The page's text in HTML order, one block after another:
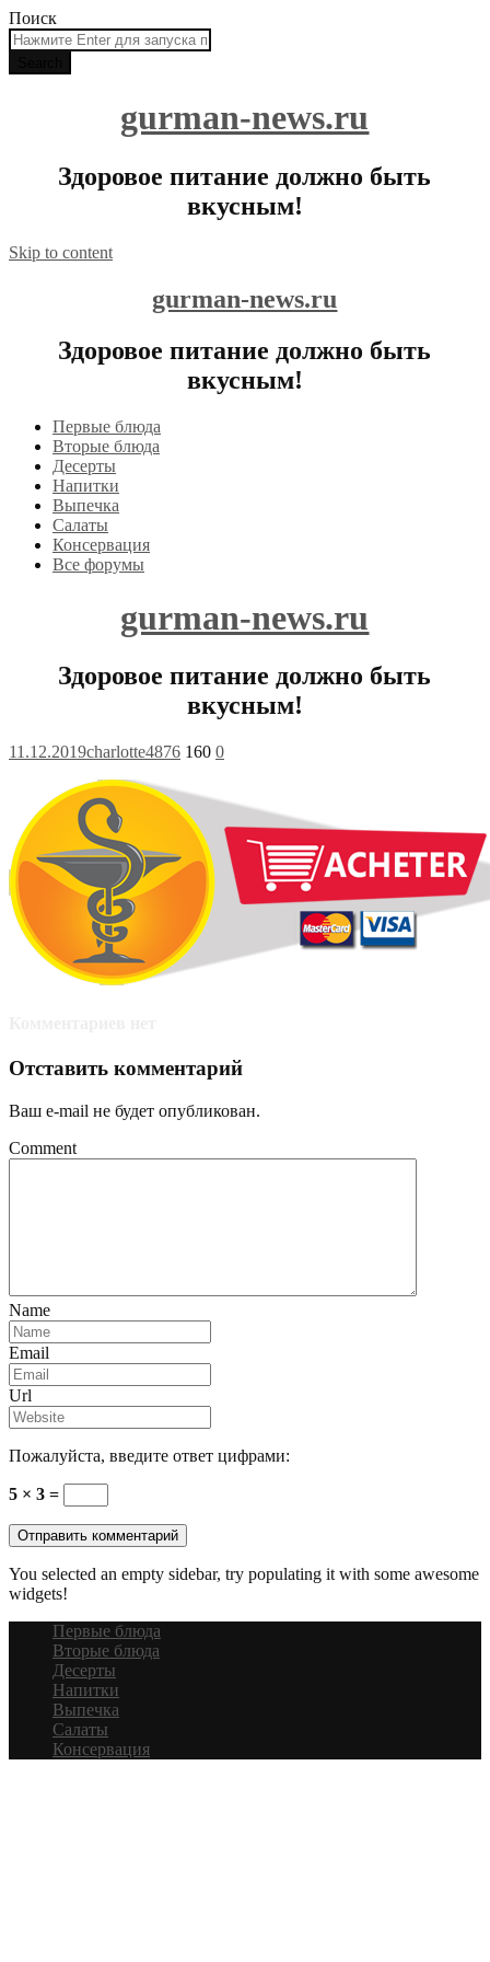
Поиск
gurman-news.ru
Здоровое питание должно быть
вкусным!
Skip to content
gurman-news.ru
Здоровое питание должно быть
вкусным!
Первые блюда
Вторые блюда
Десерты
Напитки
Выпечка
Салаты
Консервация
Все форумы
gurman-news.ru
Здоровое питание должно быть
вкусным!
11.12.2019charlotte4876 160 0
Отставить комментарий
Ваш e-mail не будет опубликован.
Comment
Name
Email
Url
Пожалуйста, введите ответ цифрами:
5 × 3 =
You selected an empty sidebar, try populating it with some awesome
widgets!
Первые блюда
Вторые блюда
Десерты
Напитки
Выпечка
Салаты
Консервация